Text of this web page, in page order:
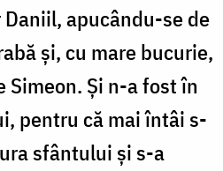
apucându-se de
și, cu mare bucurie,
Simeon. Și n-a fost în
pentru că mai întâi s-
sfântului și s-a